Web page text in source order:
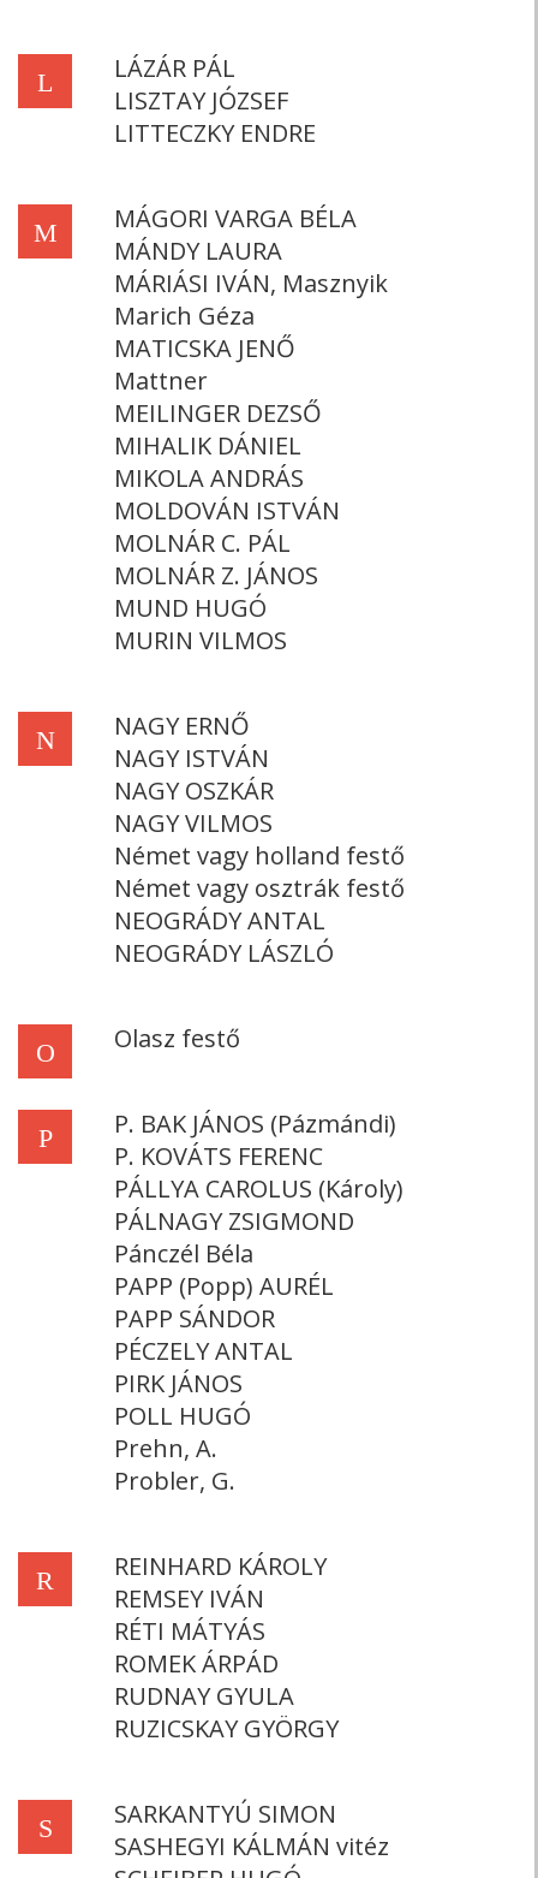
L
LÁZÁR PÁL
LISZTAY JÓZSEF
LITTECZKY ENDRE
M
MÁGORI VARGA BÉLA
MÁNDY LAURA
MÁRIÁSI IVÁN, Masznyik
Marich Géza
MATICSKA JENŐ
Mattner
MEILINGER DEZSŐ
MIHALIK DÁNIEL
MIKOLA ANDRÁS
MOLDOVÁN ISTVÁN
MOLNÁR C. PÁL
MOLNÁR Z. JÁNOS
MUND HUGÓ
MURIN VILMOS
N
NAGY ERNŐ
NAGY ISTVÁN
NAGY OSZKÁR
NAGY VILMOS
Német vagy holland festő
Német vagy osztrák festő
NEOGRÁDY ANTAL
NEOGRÁDY LÁSZLÓ
O Olasz festő
P
P. BAK JÁNOS (Pázmándi)
P. KOVÁTS FERENC
PÁLLYA CAROLUS (Károly)
PÁLNAGY ZSIGMOND
Pánczél Béla
PAPP (Popp) AURÉL
PAPP SÁNDOR
PÉCZELY ANTAL
PIRK JÁNOS
POLL HUGÓ
Prehn, A.
Probler, G.
R
REINHARD KÁROLY
REMSEY IVÁN
RÉTI MÁTYÁS
ROMEK ÁRPÁD
RUDNAY GYULA
RUZICSKAY GYÖRGY
S
SARKANTYÚ SIMON
SASHEGYI KÁLMÁN vitéz